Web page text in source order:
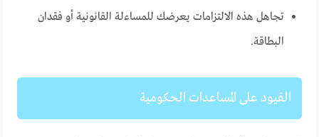
تجاهل هذه الالتزامات يعرضك للمساءلة القانونية أو فقدان
البطاقة.
القيود على المساعدات الحكومية